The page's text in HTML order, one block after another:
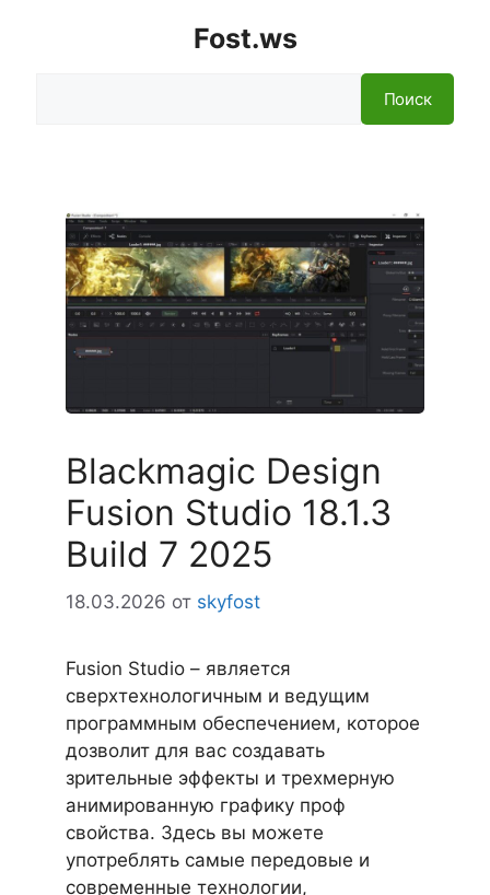
Fost.ws
Поиск
Blackmagic Design
Fusion Studio 18.1.3
Build 7 2025
18.03.2026 от skyfost
Fusion Studio – является
сверхтехнологичным и ведущим
программным обеспечением, которое
дозволит для вас создавать
зрительные эффекты и трехмерную
анимированную графику проф
свойства. Здесь вы можете
употреблять самые передовые и
современные технологии,